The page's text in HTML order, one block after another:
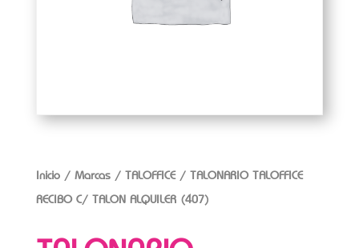
Inicio/ Marcas/ TALOFFICE/ TALONARIO TALOFFICE
RECIBO C/ TALON ALQUILER (407)